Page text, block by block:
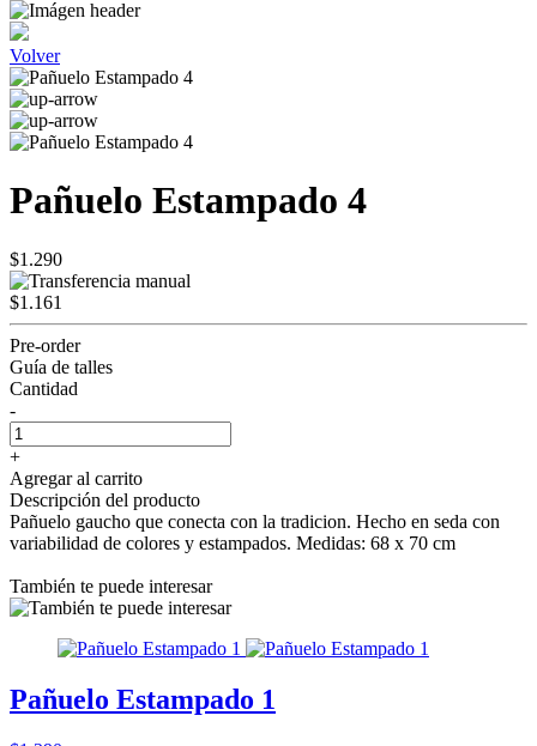
Volver
Pañuelo Estampado 4
$1.290
$1.161
Pre-order
Guía de talles
Cantidad
-
+
Agregar al carrito
Descripción del producto
Pañuelo gaucho que conecta con la tradicion. Hecho en seda con
variabilidad de colores y estampados. Medidas: 68 x 70 cm
También te puede interesar
Pañuelo Estampado 1